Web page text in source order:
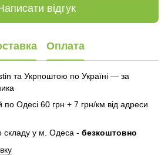
відгук
Оплата
та Укрпоштою по Україні — за
Одесі 60 грн + 7 грн/км від адреси
складу у м. Одеса - безкоштовно